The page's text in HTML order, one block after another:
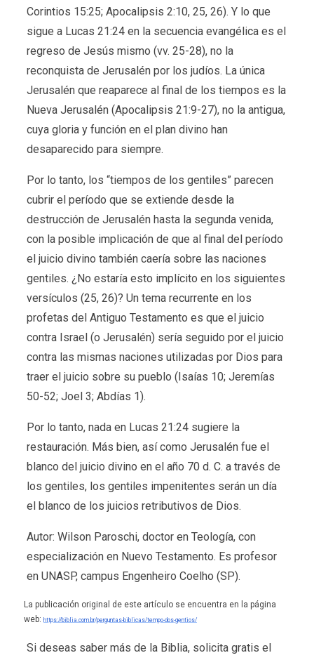
Corintios 15:25; Apocalipsis 2:10, 25, 26). Y lo que
sigue a Lucas 21:24 en la secuencia evangélica es el
regreso de Jesús mismo (vv. 25-28), no la
reconquista de Jerusalén por los judíos. La única
Jerusalén que reaparece al final de los tiempos es la
Nueva Jerusalén (Apocalipsis 21:9-27), no la antigua,
cuya gloria y función en el plan divino han
desaparecido para siempre.
Por lo tanto, los “tiempos de los gentiles” parecen
cubrir el período que se extiende desde la
destrucción de Jerusalén hasta la segunda venida,
con la posible implicación de que al final del período
el juicio divino también caería sobre las naciones
gentiles. ¿No estaría esto implícito en los siguientes
versículos (25, 26)? Un tema recurrente en los
profetas del Antiguo Testamento es que el juicio
contra Israel (o Jerusalén) sería seguido por el juicio
contra las mismas naciones utilizadas por Dios para
traer el juicio sobre su pueblo (Isaías 10; Jeremías
50-52; Joel 3; Abdías 1).
Por lo tanto, nada en Lucas 21:24 sugiere la
restauración. Más bien, así como Jerusalén fue el
blanco del juicio divino en el año 70 d. C. a través de
los gentiles, los gentiles impenitentes serán un día
el blanco de los juicios retributivos de Dios.
Autor: Wilson Paroschi, doctor en Teología, con
especialización en Nuevo Testamento. Es profesor
en UNASP, campus Engenheiro Coelho (SP).
La publicación original de este artículo se encuentra en la página
web:https://biblia.com.br/perguntas-biblicas/tempo-dos-gentios/
Si deseas saber más de la Biblia, solicita gratis el